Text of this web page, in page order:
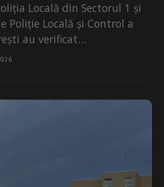
Locală din Sectorul 1 și
Poliție Locală și Control a
au verificat